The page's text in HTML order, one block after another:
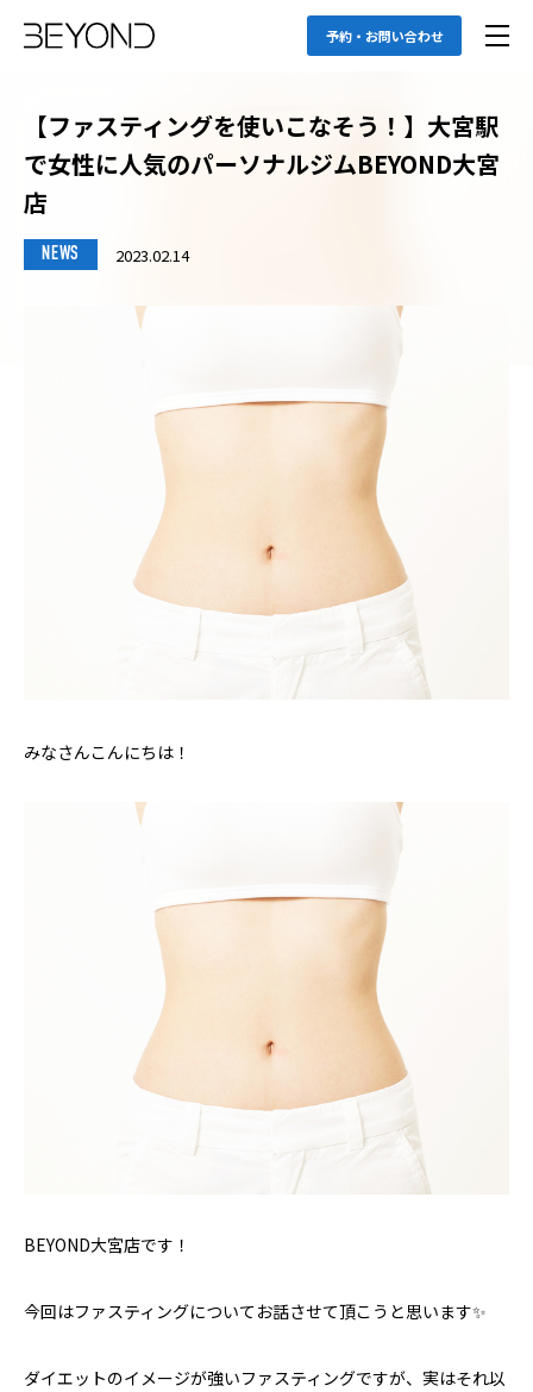
予約・お問い合わせ
【ファスティングを使いこなそう！】大宮駅
で女性に人気のパーソナルジムBEYOND大宮
店
NEWS 2023.02.14
みなさんこんにちは！
BEYOND大宮店です！
今回はファスティングについてお話させて頂こうと思います✨
ダイエットのイメージが強いファスティングですが、実はそれ以